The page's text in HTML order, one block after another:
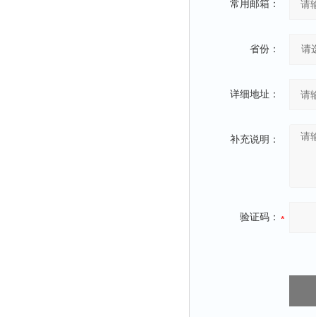
常用邮箱：
省份：
详细地址：
补充说明：
验证码：